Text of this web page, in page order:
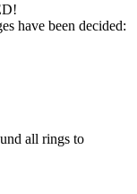
have been decided:
all rings to